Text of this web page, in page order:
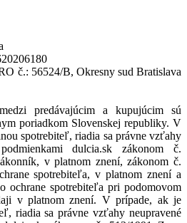
č.: 56524/B, Okresny sud Bratislava
predávajúcim a kupujúcim sú
poriadkom Slovenskej republiky. V
spotrebiteľ, riadia sa právne vzťahy
dulcia.sk zákonom č.
v platnom znení, zákonom č.
spotrebiteľa, v platnom znení a
ochrane spotrebiteľa pri podomovom
v platnom znení. V prípade, ak je
riadia sa právne vzťahy neupravené